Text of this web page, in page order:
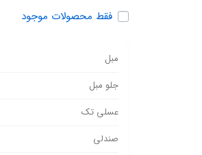
فقط محصولات موجود
مبل
جلو مبل
عسلی تک
صندلی